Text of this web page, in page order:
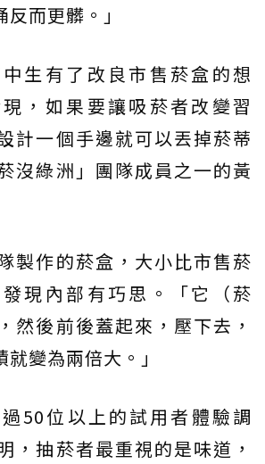
而更髒。」
生有了改良市售菸盒的想
，如果要讓吸菸者改變習
計一個手邊就可以丟掉菸蒂
沒綠洲」團隊成員之一的黃
製作的菸盒，大小比市售菸
現內部有巧思。「它（菸
然後前後蓋起來，壓下去，
變為兩倍大。」
50位以上的試用者體驗調
，抽菸者最重視的是味道，